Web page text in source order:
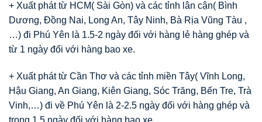
+ Xuất phát từ HCM( Sài Gòn) và các tỉnh lân cận( Bình
Dương, Đồng Nai, Long An, Tây Ninh, Bà Rịa Vũng Tàu ,
…) đi Phú Yên là 1.5-2 ngày đối với hàng lẻ hàng ghép và
từ 1 ngày đối với hàng bao xe.
+ Xuất phát từ Cần Thơ và các tỉnh miền Tây( Vĩnh Long,
Hậu Giang, An Giang, Kiên Giang, Sóc Trăng, Bến Tre, Trà
Vinh,…) đi về Phú Yên là 2-2.5 ngày đối với hàng ghép và